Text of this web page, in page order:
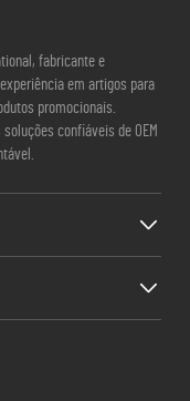
fabricante e
em artigos para
promocionais.
confiáveis de OEM